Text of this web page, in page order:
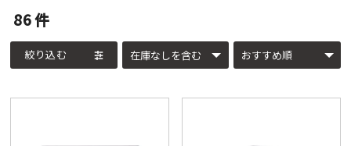
86件
絞り込む